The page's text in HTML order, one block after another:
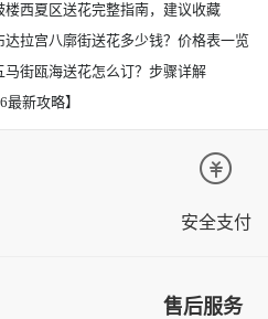
楼西夏区送花完整指南，建议收藏
达拉宫八廓街送花多少钱？价格表一览
马街瓯海送花怎么订？步骤详解
新攻略】
安全支付
售后服务